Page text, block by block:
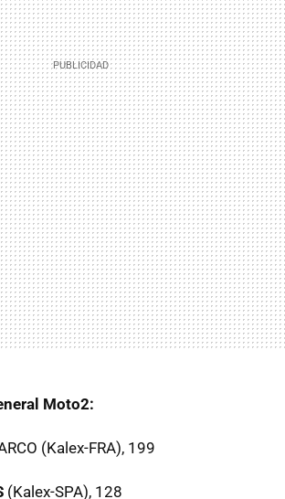
Moto2:
(Kalex-FRA), 199
(Kalex-SPA), 128